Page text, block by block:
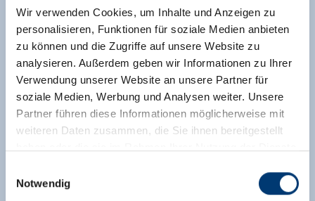
Wir verwenden Cookies, um Inhalte und Anzeigen zu
personalisieren, Funktionen für soziale Medien anbieten
zu können und die Zugriffe auf unsere Website zu
analysieren. Außerdem geben wir Informationen zu Ihrer
Verwendung unserer Website an unsere Partner für
soziale Medien, Werbung und Analysen weiter. Unsere
Partner führen diese Informationen möglicherweise mit
weiteren Daten zusammen, die Sie ihnen bereitgestellt
Notwendig
durch die Kombination aus Holzmöbeln und
dekorativen Stoffen eine sehr stilvolle
Gemütlichkeit aus, die den integrierten Kamin
zusätzlich verstärkt wird. Die Aufteilung mit zwei
Schlafzimmern und einem großen Badezimmer
macht die Ferienwohnung Clara 206 ganz
besonders für Familien mit Kindern attraktiv.
Durch die ideale Lage am Skiweg, ist es NICHT
möglich im Winter mit dem Auto bis zur
Tiefgarage geparkt und man gelangt nur zu Fuß